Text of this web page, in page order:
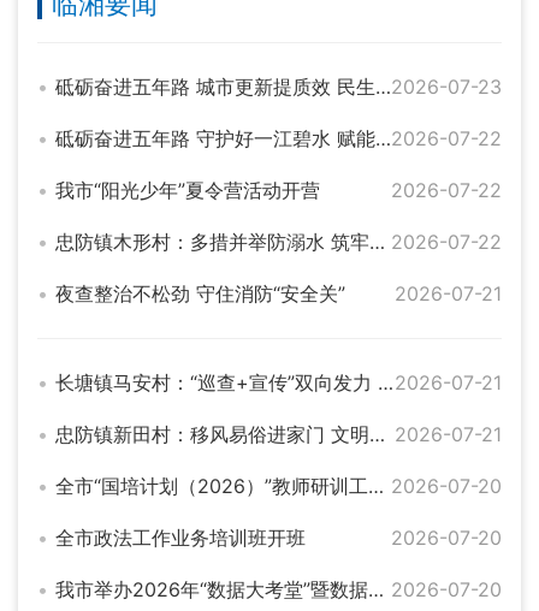
砥砺奋进五年路 城市更新提质效 民生福祉增底色——奋力绘就幸福城市新图景2026-07-23
砥砺奋进五年路 守护好一江碧水 赋能高质量发展2026-07-22
我市“阳光少年”夏令营活动开营 2026-07-22
忠防镇木形村：多措并举防溺水 筑牢安全防护网 2026-07-22
夜查整治不松劲 守住消防“安全关” 2026-07-21
长塘镇马安村：“巡查+宣传”双向发力 筑牢防溺水安全屏障2026-07-21
忠防镇新田村：移风易俗进家门 文明乡风入人心 2026-07-21
全市“国培计划（2026）”教师研训工作启动 2026-07-20
全市政法工作业务培训班开班 2026-07-20
我市举办2026年“数据大考堂”暨数据专员培训 2026-07-20